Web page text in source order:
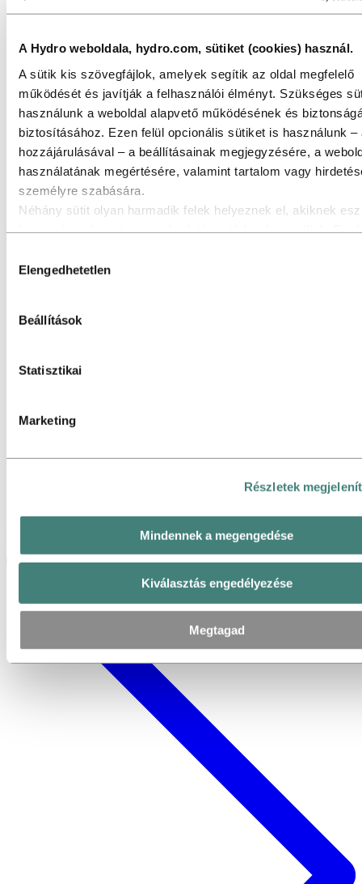
A Hydro weboldala, hydro.com, sütiket (cookies) használ.
A sütik kis szövegfájlok, amelyek segítik az oldal megfelelő
működését és javítják a felhasználói élményt. Szükséges
használunk a weboldal alapvető működésének és
biztosításához. Ezen felül opcionális sütiket is használunk –
hozzájárulásával – a beállításainak megjegyzésére, a
használatának megértésére, valamint tartalom vagy
személyre szabására.
Néhány sütit olyan harmadik felek helyeznek el, akiknek
kombinálhatják más, Ön által megadott adatokkal, vagy
az adott süti által gyűjtött személyes adatok adatkezelője.
kiválasztása
Elengedhetetlen
Beállítások
Statisztikai
Marketing
Részletek
Mindennek a megengedése
Kiválasztás engedélyezése
Megtagad
A megújuló energia a zöld átmenet kulcsa
Karrier a Hydro-nál: Egy munkahely, ahol
Tekintse meg az összes hírt globális oldalunkon